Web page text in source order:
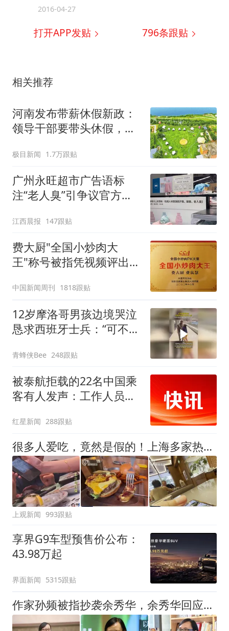
2016-04-27
打开APP发贴 796条跟贴
相关推荐
河南发布带薪休假新政：
领导干部要带头休假，推
足；鼓励3-7天弹性长假，
构建“周五半天+周末+年
假”短途度假模式
极目新闻 1.7万跟贴
广州永旺超市广告语标
注“老人臭”引争议官方回
核实完毕后会回电
江西晨报 147跟贴
费大厨"全国小炒肉大
王"称号被指凭视频评出
中国新闻周刊 1818跟贴
12岁摩洛哥男孩边境哭泣
恳求西班牙士兵：“可不可
青蜂侠Bee 248跟贴
被泰航拒载的22名中国乘
客有人发声：工作人员承
买机票回国
红星新闻 288跟贴
很多人爱吃，竟然是假的！上海多家热门餐饮店被曝光，网友热议
上观新闻 993跟贴
享界G9车型预售价公布：
43.98万起
界面新闻 5315跟贴
作家孙频被指抄袭余秀华，余秀华回应：看到了，给老子等着